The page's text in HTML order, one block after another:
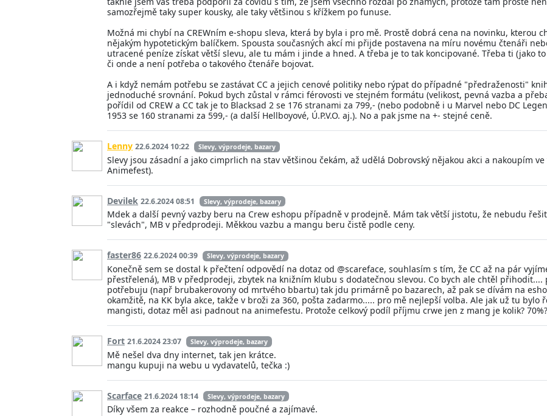
samozřejmě taky super kousky, ale taky většinou s křížkem po funuse.
Možná mi chybí na CREWním e-shopu sleva, která by byla i pro mě. Prostě dobrá cena na novinku, kterou
nějakým hypotetickým balíčkem. Spousta současných akcí mi přijde postavena na míru novému čtenáři
utracené peníze získat větší slevu, ale tu mám i jinde a hned. A třeba je to tak koncipované. Třeba ti (jako
či onde a není potřeba o takového čtenáře bojovat.
A i když nemám potřebu se zastávat CC a jejich cenové politiky nebo rýpat do případné "předraženosti"
jednoduché srovnání. Pokud bych zůstal v rámci férovosti ve stejném formátu (velikost, pevná vazba a
pořídil od CREW a CC tak je to Blacksad 2 se 176 stranami za 799,- (nebo podobně i u Marvel nebo DC
1953 se 160 stranami za 599,- (a další Hellboyové, Ú.P.V.O. aj.). No a pak jsme na +- stejné ceně.
Lenny 22.6.2024 10:22 Slevy, výprodeje, bazary
Slevy jsou zásadní a jako cimprlich na stav většinou čekám, až udělá Dobrovský nějakou akci a nakoupím
Animefest).
Devilek 22.6.2024 08:51 Slevy, výprodeje, bazary
Mdek a další pevný vazby beru na Crew eshopu případně v prodejně. Mám tak větší jistotu, že nebudu
"slevách", MB v předprodeji. Měkkou vazbu a mangu beru čistě podle ceny.
faster86 22.6.2024 00:39 Slevy, výprodeje, bazary
Konečně sem se dostal k přečtení odpovědí na dotaz od @scareface, souhlasím s tím, že CC až na pár
přestřelená), MB v předprodeji, zbytek na knižním klubu s dodatečnou slevou. Co bych ale chtěl
potřebuju (např brubakerovony od mrtvého bbartu) tak jdu primárně po bazarech, až pak se dívám na
okamžitě, na KK byla akce, takže v broži za 360, pošta zadarmo..... pro mě nejlepší volba. Ale jak už tu bylo
mangisti, dotaz měl asi padnout na animefestu. Protože celkový podíl příjmu crwe jen z mang je kolik?
Fort 21.6.2024 23:07 Slevy, výprodeje, bazary
Mě nešel dva dny internet, tak jen krátce.
mangu kupuji na webu u vydavatelů, tečka :)
Scarface 21.6.2024 18:14 Slevy, výprodeje, bazary
Díky všem za reakce – rozhodně poučné a zajímavé.